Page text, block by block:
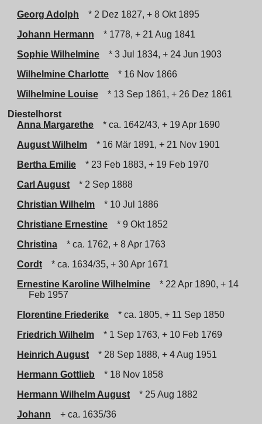
Georg Adolph
* 2 Dez 1827, + 8 Okt 1895
Johann Hermann
* 1778, + 21 Aug 1841
Sophie Wilhelmine
* 3 Jul 1834, + 24 Jun 1903
Wilhelmine Charlotte
* 16 Nov 1866
Wilhelmine Louise
* 13 Sep 1861, + 26 Dez 1861
Diestelhorst
Anna Margarethe
* ca. 1642/43, + 19 Apr 1690
August Wilhelm
* 16 Mär 1891, + 21 Nov 1901
Bertha Emilie
* 23 Feb 1883, + 19 Feb 1970
Carl August
* 2 Sep 1888
Christian Wilhelm
* 10 Jul 1886
Christiane Ernestine
* 9 Okt 1852
Christina
* ca. 1762, + 8 Apr 1763
Cordt
* ca. 1634/35, + 30 Apr 1671
Ernestine Karoline Wilhelmine
* 22 Apr 1890, + 14
Feb 1957
Florentine Friederike
* ca. 1805, + 11 Sep 1850
Friedrich Wilhelm
* 1 Sep 1763, + 10 Feb 1769
Heinrich August
* 28 Sep 1888, + 4 Aug 1951
Hermann Gottlieb
* 18 Nov 1858
Hermann Wilhelm August
* 25 Aug 1882
Johann
+ ca. 1635/36